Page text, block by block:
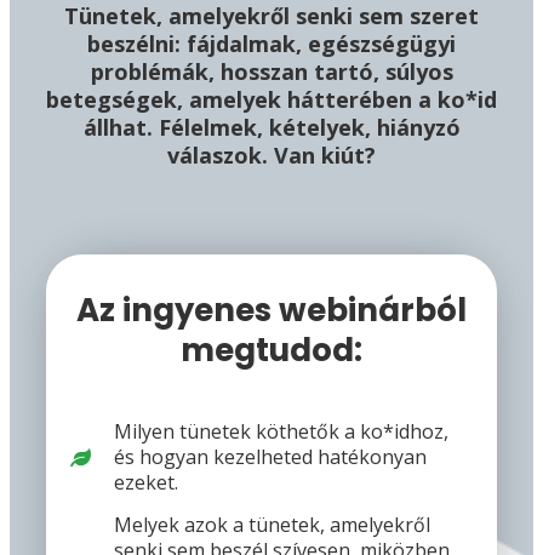
Tünetek, amelyekről senki sem szeret
beszélni: fájdalmak, egészségügyi
problémák, hosszan tartó, súlyos
betegségek, amelyek hátterében a ko*id
állhat. Félelmek, kételyek, hiányzó
válaszok. Van kiút?
Az ingyenes webinárból
megtudod:
Milyen tünetek köthetők a ko*idhoz,
és hogyan kezelheted hatékonyan
ezeket.
Melyek azok a tünetek, amelyekről